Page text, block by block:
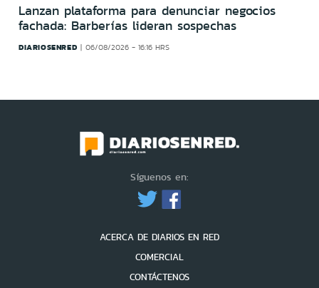
Lanzan plataforma para denunciar negocios
fachada: Barberías lideran sospechas
DIARIOSENRED 06/08/2026 - 16:16 HRS
Síguenos en:
ACERCA DE DIARIOS EN RED
COMERCIAL
CONTÁCTENOS